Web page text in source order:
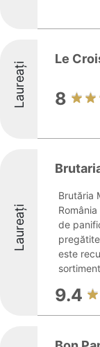
Laureați
Le
8
Laureați
Brutăria
de
este
9.4